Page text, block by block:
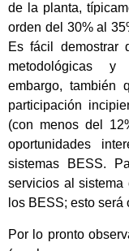
de la planta,
orden del 30% al
Es fácil demostrar
metodológicas y
embargo, también
participación
(con menos del
oportunidades
sistemas BESS.
servicios al sistema
los BESS; esto será
Por lo pronto